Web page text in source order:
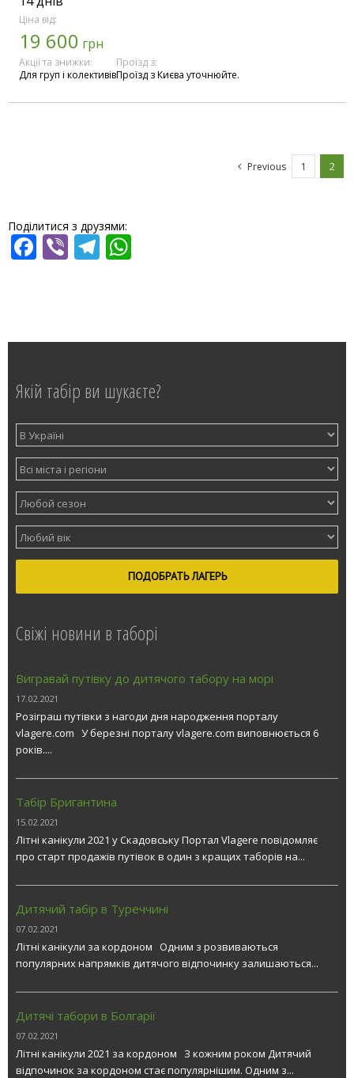
Ціна від:
19 600 грн
Акції та знижки:
Для груп і колективів
Проїзд з:
Проїзд з Києва уточнюйте.
Previous 1 2
Поділитися з друзями:
Facebook
ViberTelegram
Якій табір ви шукаєте?
ПОДОБРАТЬ ЛАГЕРЬ
Свіжі новини в таборі
Вигравай путівку до дитячого табору на морі
17.02.2021
Розіграш путівки з нагоди дня народження порталу
vlagere.com У березні порталу vlagere.com виповнюється 6
років....
Табір Бригантина
15.02.2021
Літні канікули 2021 у Скадовську Портал Vlagere повідомляє
про старт продажів путівок в один з кращих таборів на...
Дитячий табір в Туреччині
07.02.2021
Літні канікули за кордоном Одним з розвиваються
популярних напрямків дитячого відпочинку залишаються...
Дитячі табори в Болгарії
07.02.2021
Літні канікули 2021 за кордоном З кожним роком Дитячий
відпочинок за кордоном стає популярнішим. Одним з...